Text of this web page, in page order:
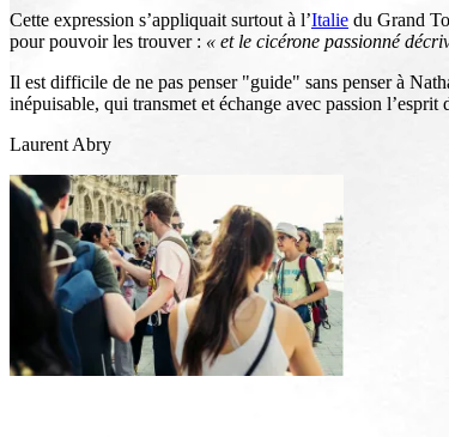
Cette expression s’appliquait surtout à l’Italie du Grand
pour pouvoir les trouver : « et le cicérone passionné
Il est difficile de ne pas penser "guide" sans penser à
inépuisable, qui transmet et échange avec passion l’esprit
Laurent Abry